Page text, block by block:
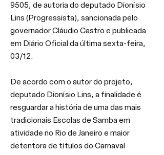
9505, de autoria do deputado Dionísio
Lins (Progressista), sancionada pelo
governador Cláudio Castro e publicada
em Diário Oficial da última sexta-feira,
03/12.
De acordo com o autor do projeto,
deputado Dionísio Lins, a finalidade é
resguardar a história de uma das mais
tradicionais Escolas de Samba em
atividade no Rio de Janeiro e maior
detentora de títulos do Carnaval